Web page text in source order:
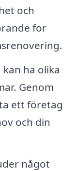
och
för
ha olika
Genom
ett företag
och din
något